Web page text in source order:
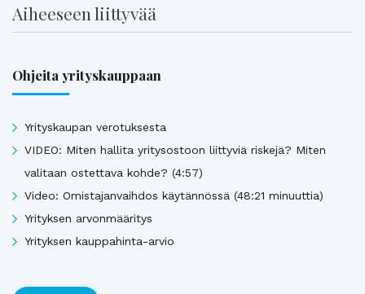
Aiheeseen liittyvää
Ohjeita yrityskauppaan
Yrityskaupan verotuksesta
VIDEO: Miten hallita yritysostoon liittyviä riskejä? Miten
valitaan ostettava kohde? (4:57)
Video: Omistajanvaihdos käytännössä (48:21 minuuttia)
Yrityksen arvonmääritys
Yrityksen kauppahinta-arvio